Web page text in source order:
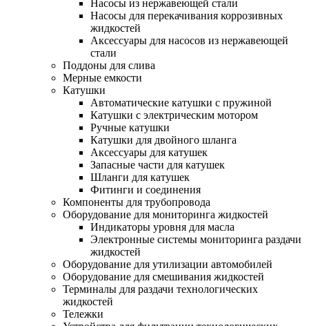
Насосы из нержавеющей стали
Насосы для перекачивания коррозивных
жидкостей
Аксессуары для насосов из нержавеющей
стали
Поддоны для слива
Мерные емкости
Катушки
Автоматические катушки с пружиной
Катушки с электрическим мотором
Ручные катушки
Катушки для двойного шланга
Аксессуары для катушек
Запасные части для катушек
Шланги для катушек
Фитинги и соединения
Компоненты для трубопровода
Оборудование для мониторинга жидкостей
Индикаторы уровня для масла
Электронные системы мониторинга раздачи
жидкостей
Оборудование для утилизации автомобилей
Оборудование для смешивания жидкостей
Терминалы для раздачи технологических
жидкостей
Тележки